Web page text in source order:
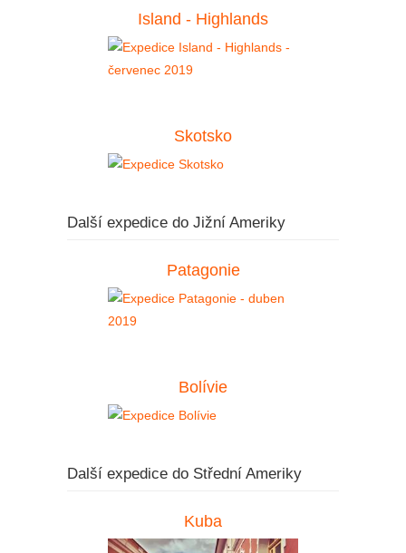
Island - Highlands
Skotsko
Další expedice do Jižní Ameriky
Patagonie
Bolívie
Další expedice do Střední Ameriky
Kuba